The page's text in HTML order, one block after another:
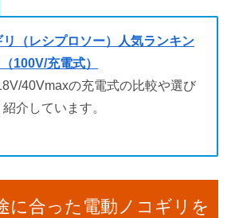
（レシプロソー）人気ランキン
100V/充電式）
40Vmaxの充電式の比較や選び
介しています。
に合った電動ノコギリを